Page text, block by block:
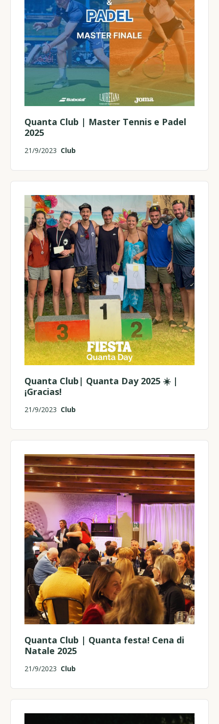
Quanta Club | Master Tennis e Padel
2025
21/9/2023 Club
Quanta Club| Quanta Day 2025 ☀️ |
¡Gracias!
21/9/2023 Club
Quanta Club | Quanta festa! Cena di
Natale 2025
21/9/2023 Club